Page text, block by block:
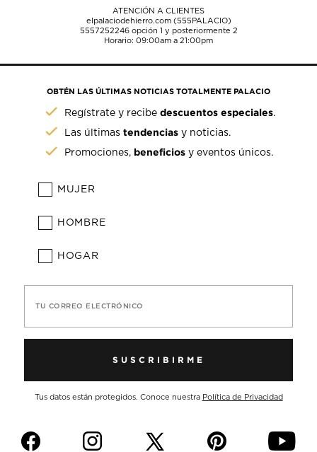
ATENCIÓN A CLIENTES
elpalaciodehierro.com (555PALACIO)
5557252246opción 1 y posteriormente 2
Horario: 09:00am a 21:00pm
OBTÉN LAS ÚLTIMAS NOTICIAS TOTALMENTE PALACIO
Regístrate y recibedescuentos especiales.
Las últimastendencias y noticias.
Promociones, beneficios y eventos únicos.
MUJER
HOMBRE
HOGAR
TU CORREO ELECTRÓNICO
SUSCRIBIRME
Tus datos están protegidos. Conoce nuestra Política de Privacidad
f i p y